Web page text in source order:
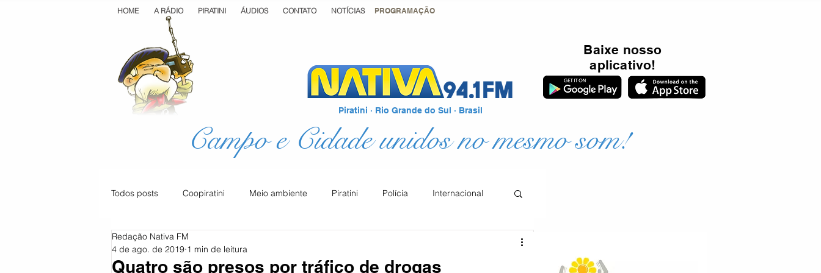
Campo e Cidade unidos no mesmo som!
Piratini · Rio Grande do Sul · Brasil
HOME A RÁDIO PIRATINI ÁUDIOS CONTATO NOTÍCIAS PROGRAMAÇÃO
Baixe nosso
aplicativo!
Todos posts Coopiratini Meio ambiente Piratini Polícia Internacional
Geral Cultura
Quatro são presos por tráfico de drogas
Redação Nativa FM
4 de ago. de 2019 1 min de leitura